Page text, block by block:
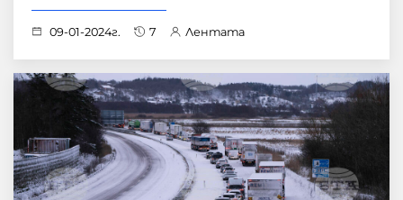
09-01-2024г. 7 Лентата